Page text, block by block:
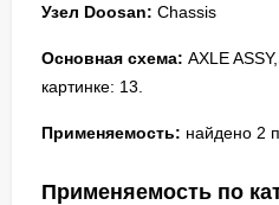
Узел Doosan: Chassis
Основная схема: AXLE
картинке: 13.
Применяемость: найдено 2
Применяемость по